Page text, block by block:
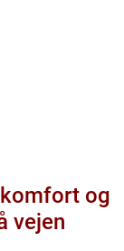
og
vejen